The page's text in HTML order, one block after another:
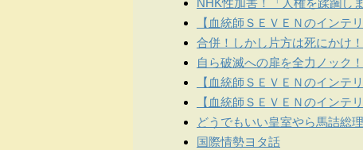
NHK性加害！「人権を蹂躙し
【血統師ＳＥＶＥＮのインテ
合併！しかし片方は死にかけ
自ら破滅への扉を全力ノック
【血統師ＳＥＶＥＮのインテ
【血統師ＳＥＶＥＮのインテ
どうでもいい皇室やら馬詰総
国際情勢ヨタ話